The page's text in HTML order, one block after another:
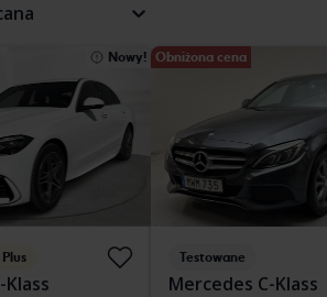
Nowy! Obniżona cena
Testowane
Mercedes C-Klass